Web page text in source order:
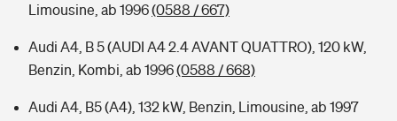
Limousine, ab 1996(0588 / 667)
Audi A4, B 5 (AUDI A4 2.4 AVANT QUATTRO), 120 kW,
Benzin, Kombi, ab 1996(0588 / 668)
Audi A4, B5 (A4), 132 kW, Benzin, Limousine, ab 1997